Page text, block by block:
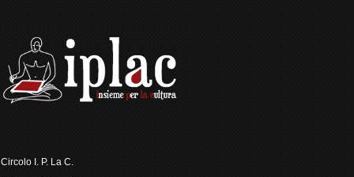
Circolo I. P. La C.